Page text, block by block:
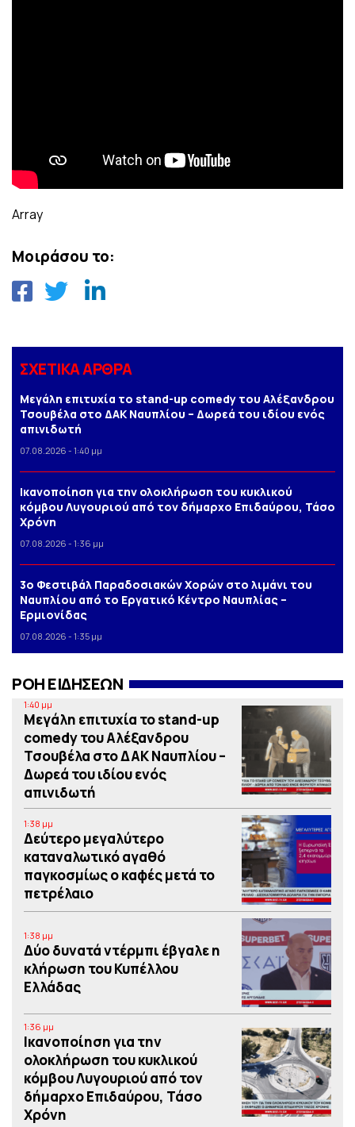
Array
Μοιράσου το:
ΣΧΕΤΙΚΑ ΑΡΘΡΑ
Μεγάλη επιτυχία το stand-up comedy του Αλέξανδρου
Τσουβέλα στο ΔΑΚ Ναυπλίου – Δωρεά του ιδίου ενός
απινιδωτή
07.08.2026 - 1:40 μμ
Iκανοποίηση για την ολοκλήρωση του κυκλικού
κόμβου Λυγουριού από τον δήμαρχο Επιδαύρου, Τάσο
Χρόνη
07.08.2026 - 1:36 μμ
3o Φεστιβάλ Παραδοσιακών Χορών στο λιμάνι του
Ναυπλίου από το Εργατικό Κέντρο Ναυπλίας –
Ερμιονίδας
07.08.2026 - 1:35 μμ
ΡΟΗ ΕΙΔΗΣΕΩΝ
1:40 μμ
Μεγάλη επιτυχία το stand-up
comedy του Αλέξανδρου
Τσουβέλα στο ΔΑΚ Ναυπλίου –
Δωρεά του ιδίου ενός
απινιδωτή
1:38 μμ
Δεύτερο μεγαλύτερο
καταναλωτικό αγαθό
παγκοσμίως ο καφές μετά το
πετρέλαιο
1:38 μμ
Δύο δυνατά ντέρμπι έβγαλε η
κλήρωση του Κυπέλλου
Ελλάδας
1:36 μμ
Iκανοποίηση για την
ολοκλήρωση του κυκλικού
κόμβου Λυγουριού από τον
δήμαρχο Επιδαύρου, Τάσο
Χρόνη